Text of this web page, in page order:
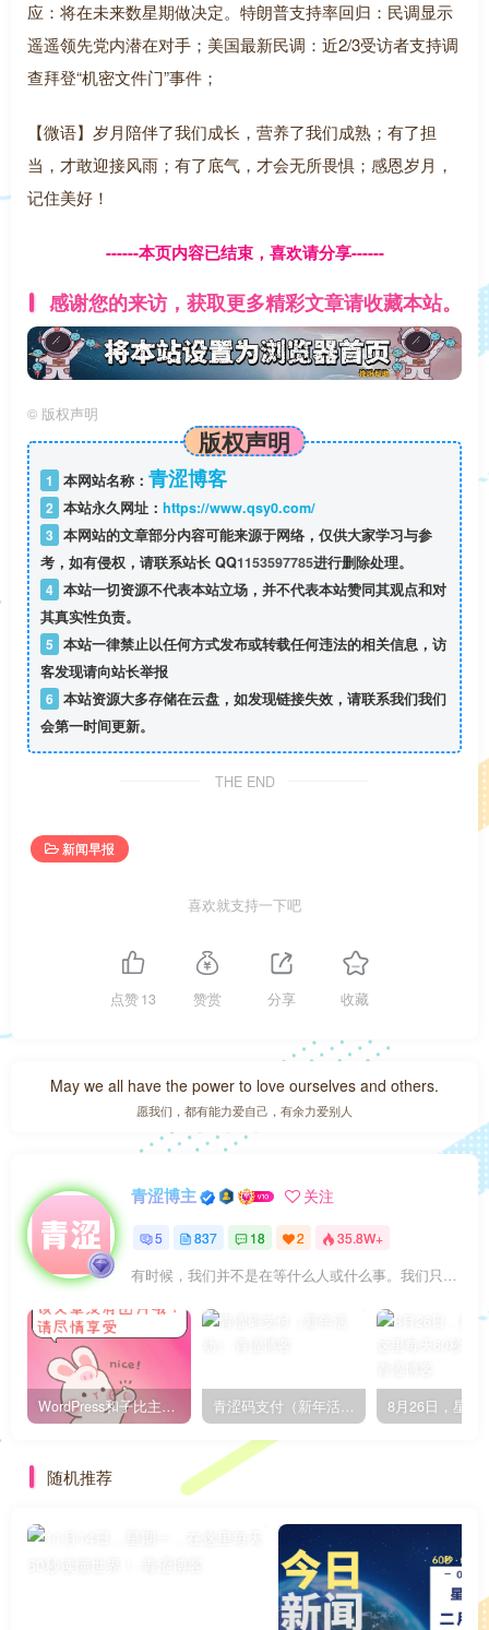
应：将在未来数星期做决定。特朗普支持率回归：民调显示
遥遥领先党内潜在对手；美国最新民调：近2/3受访者支持调
查拜登“机密文件门”事件；
【微语】岁月陪伴了我们成长，营养了我们成熟；有了担
当，才敢迎接风雨；有了底气，才会无所畏惧；感恩岁月，
记住美好！
------本页内容已结束，喜欢请分享------
感谢您的来访，获取更多精彩文章请收藏本站。
© 版权声明
版权声明
1 本网站名称： 青涩博客
2 本站永久网址： https://www.qsy0.com/
3 本网站的文章部分内容可能来源于网络，仅供大家学习与参
考，如有侵权，请联系站长 QQ1153597785进行删除处理。
4 本站一切资源不代表本站立场，并不代表本站赞同其观点和对
其真实性负责。
5 本站一律禁止以任何方式发布或转载任何违法的相关信息，访
客发现请向站长举报
6 本站资源大多存储在云盘，如发现链接失效，请联系我们我们
会第一时间更新。
THE END
新闻早报
喜欢就支持一下吧
点赞13 赞赏 分享 收藏
May we all have the power to love ourselves and others.
愿我们，都有能力爱自己，有余力爱别人
青涩博主 关注
5 837 18 2 35.8W+
有时候，我们并不是在等什么人或什么事。我们只是在静待岁月改变自己
WordPress和子比主题模板&网站美化方法教程-已更新到:23-01-8 青涩码支付（新年活动）
随机推荐